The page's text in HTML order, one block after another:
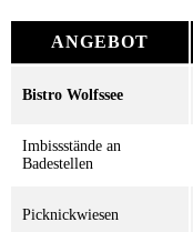
ANGEBOT
Bistro Wolfssee
Imbissstände an
Badestellen
Picknickwiesen